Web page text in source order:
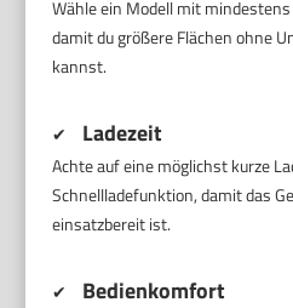
Wähle ein Modell mit
damit du größere Flächen ohne
kannst.
✔ Ladezeit
Achte auf eine möglichst kurze
Schnellladefunktion, damit das
einsatzbereit ist.
✔ Bedienkomfort